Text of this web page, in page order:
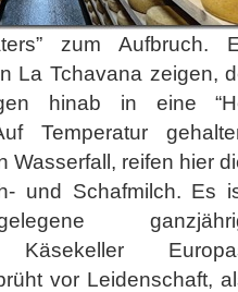
zum
La Tchavana zeigen,
hinab in eine
Temperatur
Wasserfall, reifen hier
und Schafmilch. Es
Käsekeller
vor Leidenschaft,